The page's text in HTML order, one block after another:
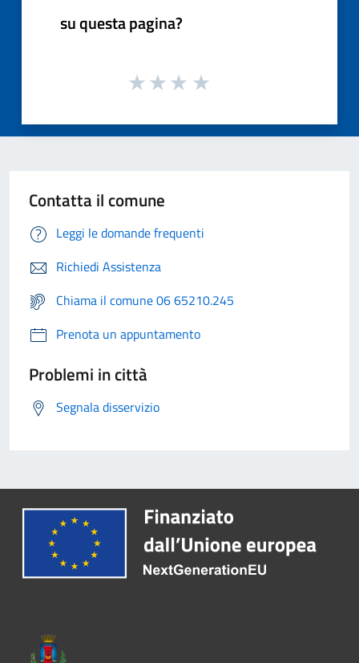
su questa pagina?
Contatta il comune
Leggi le domande frequenti
Richiedi Assistenza
Chiama il comune 06 65210.245
Prenota un appuntamento
Problemi in città
Segnala disservizio